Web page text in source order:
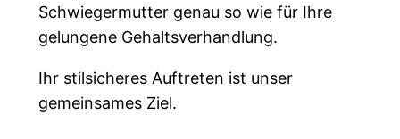
Schwiegermutter genau so wie für Ihre
gelungene Gehaltsverhandlung.
Ihr stilsicheres Auftreten ist unser
gemeinsames Ziel.